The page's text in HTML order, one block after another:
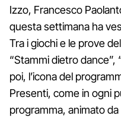
Izzo, Francesco
questa settimana ha
Tra i giochi e le prove
“Stammi dietro dance”,
poi, l’icona del
Presenti, come in ogni
programma, animato